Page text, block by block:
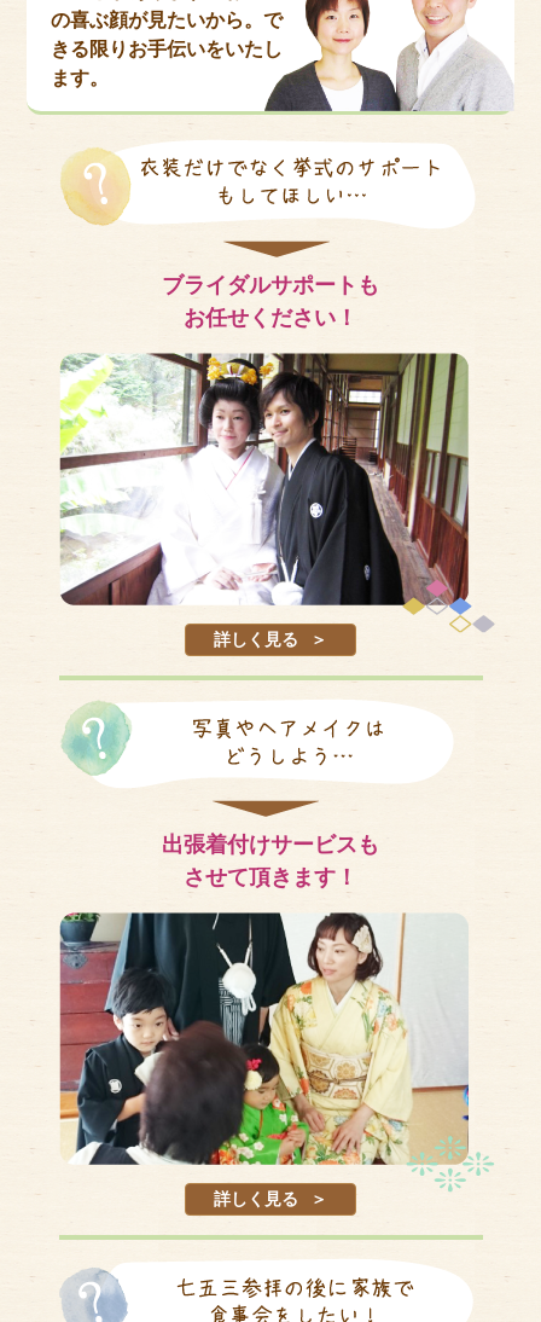
の喜ぶ顔が見たいから。で
きる限りお手伝いをいたし
ます。
ブライダルサポートも
お任せください！
詳しく見る
出張着付けサービスも
させて頂きます！
詳しく見る